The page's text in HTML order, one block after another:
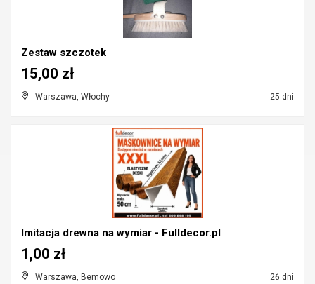
Zestaw szczotek
Warszawa, Włochy 25 dni
15,00 zł
Imitacja drewna na wymiar - Fulldecor.pl
Warszawa, Bemowo 26 dni
1,00 zł